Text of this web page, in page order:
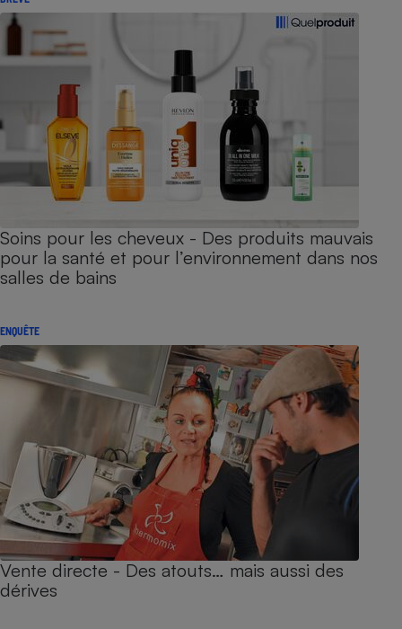
Soins pour les cheveux - Des produits mauvais
pour la santé et pour l’environnement dans nos
salles de bains
ENQUÊTE
Vente directe - Des atouts… mais aussi des
dérives